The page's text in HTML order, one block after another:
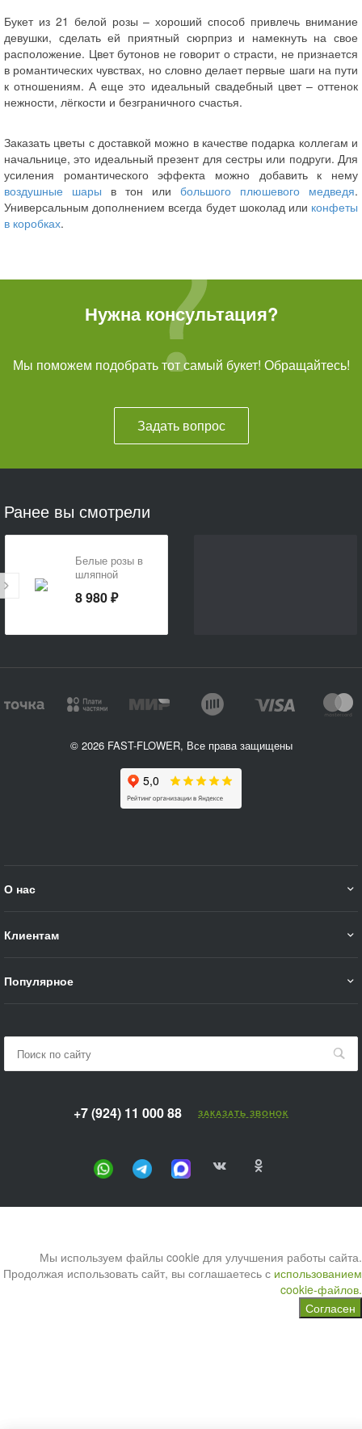
Букет из 21 белой розы – хороший способ привлечь внимание
девушки, сделать ей приятный сюрприз и намекнуть на свое
расположение. Цвет бутонов не говорит о страсти, не признается
в романтических чувствах, но словно делает первые шаги на пути
к отношениям. А еще это идеальный свадебный цвет – оттенок
нежности, лёгкости и безграничного счастья.
Заказать цветы с доставкой можно в качестве подарка коллегам и
начальнице, это идеальный презент для сестры или подруги. Для
усиления романтического эффекта можно добавить к нему
воздушные шары в тон или большого плюшевого медведя.
Универсальным дополнением всегда будет шоколад или конфеты
в коробках.
Нужна консультация?
Мы поможем подобрать тот самый букет! Обращайтесь!
Задать вопрос
Ранее вы смотрели
Белые розы в
шляпной
8 980 ₽
© 2026 FAST-FLOWER, Все права защищены
О нас
Клиентам
Популярное
+7 (924) 11 000 88 ЗАКАЗАТЬ ЗВОНОК
Мы используем файлы cookie для улучшения работы сайта.
Продолжая использовать сайт, вы соглашаетесь с использованием
cookie-файлов.
Согласен